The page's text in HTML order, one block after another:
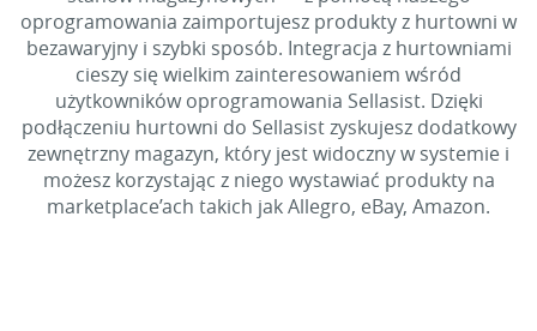
oprogramowania zaimportujesz produkty z hurtowni w
bezawaryjny i szybki sposób. Integracja z hurtowniami
cieszy się wielkim zainteresowaniem wśród
użytkowników oprogramowania Sellasist. Dzięki
podłączeniu hurtowni do Sellasist zyskujesz dodatkowy
zewnętrzny magazyn, który jest widoczny w systemie i
możesz korzystając z niego wystawiać produkty na
marketplace’ach takich jak Allegro, eBay, Amazon.